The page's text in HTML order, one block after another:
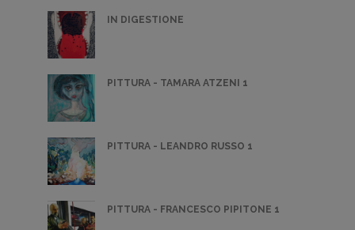
IN DIGESTIONE
PITTURA - TAMARA ATZENI 1
PITTURA - LEANDRO RUSSO 1
PITTURA - FRANCESCO PIPITONE 1